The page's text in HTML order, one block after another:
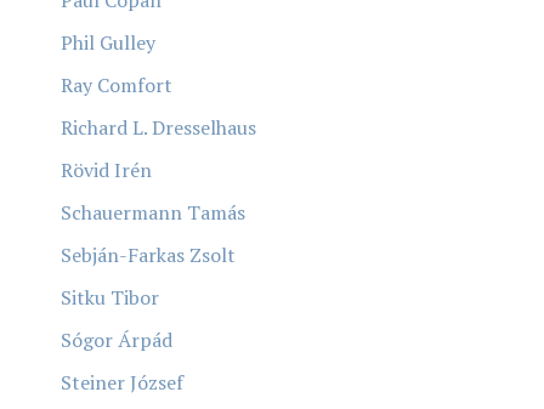
Phil Gulley
Ray Comfort
Richard L. Dresselhaus
Rövid Irén
Schauermann Tamás
Sebján-Farkas Zsolt
Sitku Tibor
Sógor Árpád
Steiner József